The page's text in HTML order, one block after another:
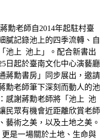
勳老師自2014年起駐村臺
膩記錄池上的四季流轉、自
池上 池上」。配合新書出
日起於臺南文化中心演藝廳
蔣勳書房」同步展出，邀請
勳老師筆下深刻而動人的池
感謝蔣勳老師將「池上 池
民眾有機會近距離欣賞老師
藝術之美，以及土地之美。
是一場關於土地、生命與